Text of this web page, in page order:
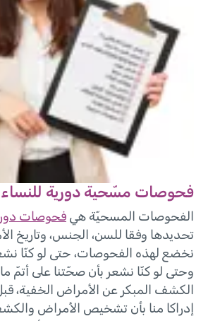
فحوصات مسّحية دورية للنساء
الفحوصات المسحيّة هي فحوصات
تحديدها وفقا للسن، الجنس، وتاريخ
نخضع لهذه الفحوصات، حتى لو كنّا
وحتى لو كنّا نشعر بأن صحّتنا على أتمّ
الكشف المبكر عن الأمراض الخفية،
إدراكا منا بأن تشخيص الأمراض